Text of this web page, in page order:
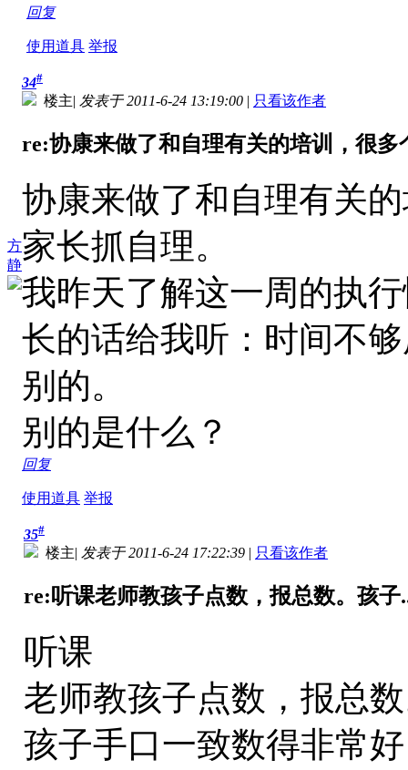
回复
使用道具 举报
方
静
34#
楼主| 发表于 2011-6-24 13:19:00 | 只看该作者
re:协康来做了和自理有关的培训，很多
协康来做了和自理有关
家长抓自理。
我昨天了解这一周的执
长的话给我听：时间不
别的。
别的是什么？
回复
使用道具 举报
35#
楼主| 发表于 2011-6-24 17:22:39 | 只看该作者
re:听课老师教孩子点数，报总数。孩子
听课
老师教孩子点数，报总
孩子手口一致数得非常